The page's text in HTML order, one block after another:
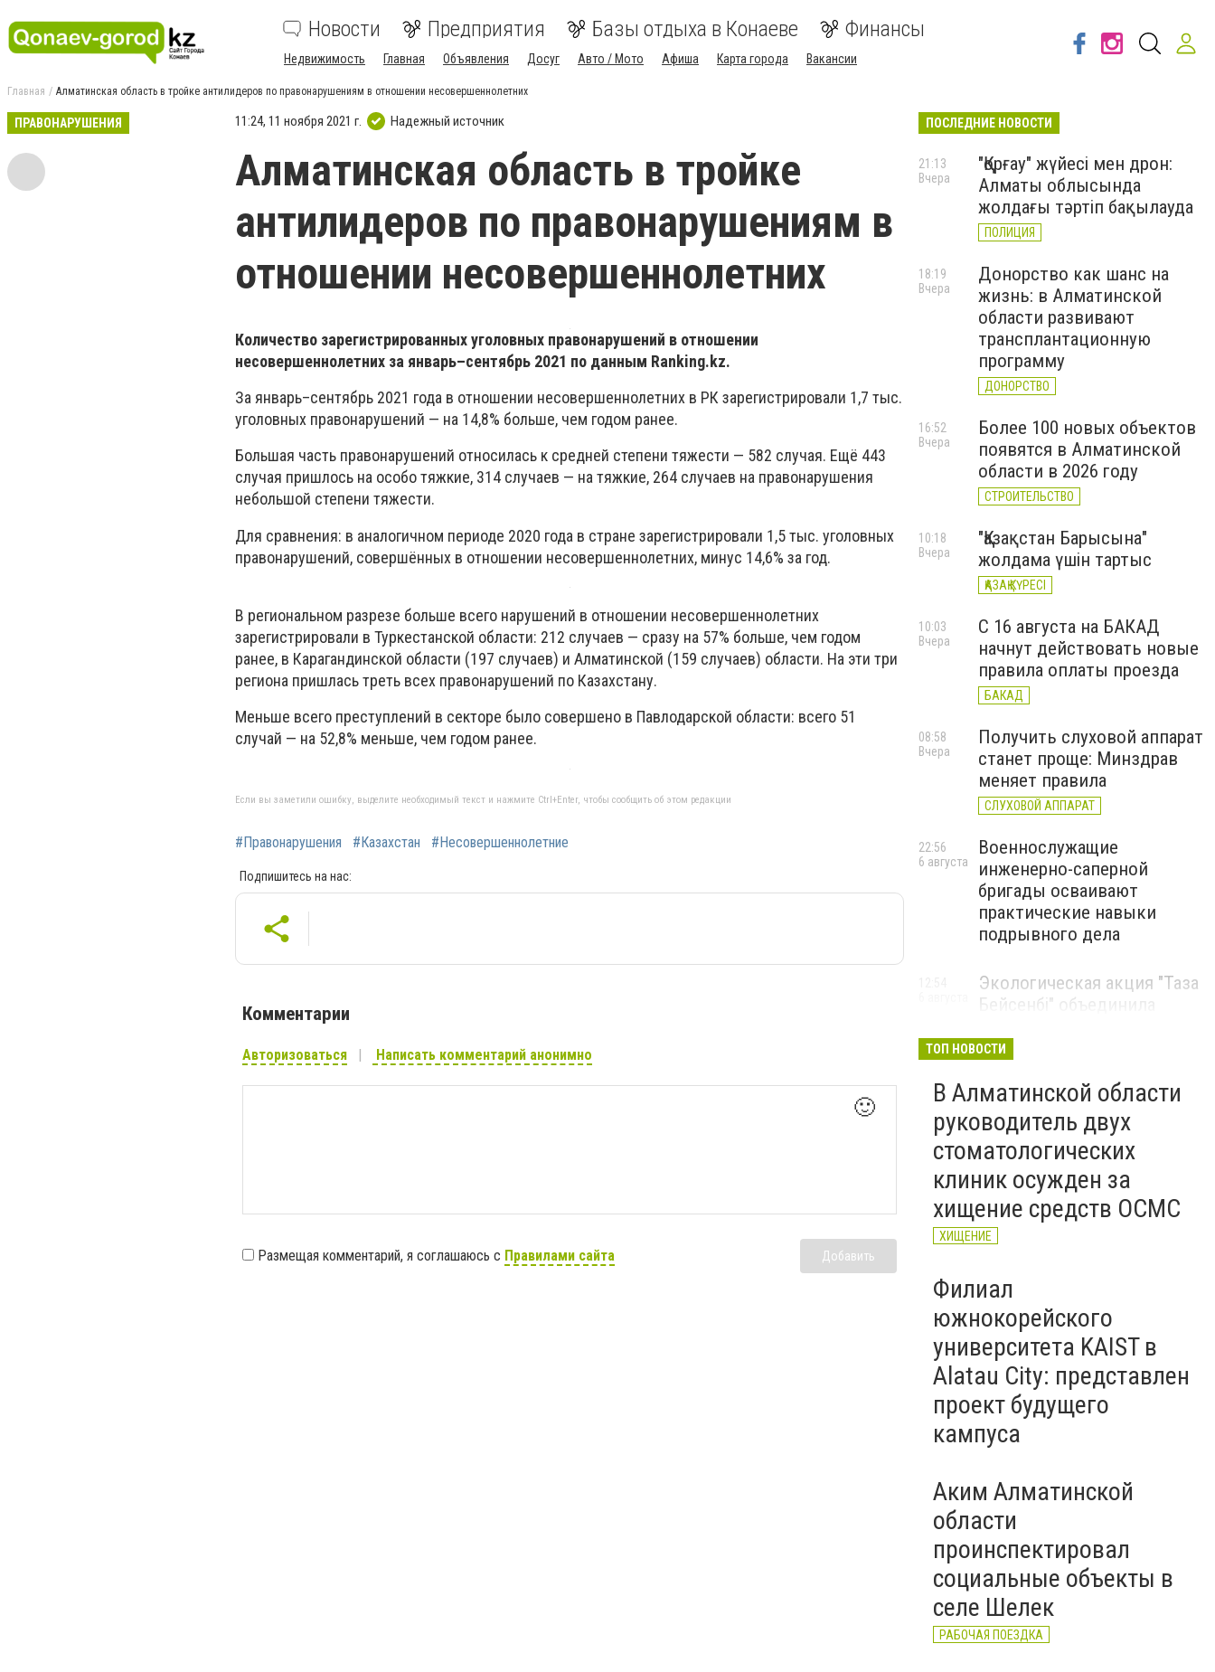
Новости Предприятия Базы отдыха в Конаеве Финансы
Недвижимость Главная Объявления Досуг Авто / Мото Афиша Карта города Вакансии
Главная Алматинская область в тройке антилидеров по правонарушениям в отношении несовершеннолетних
ПРАВОНАРУШЕНИЯ 11:24, 11 ноября 2021 г. Надежный источник
Алматинская область в тройке
антилидеров по правонарушениям в
отношении несовершеннолетних
Количество зарегистрированных уголовных правонарушений в отношении
несовершеннолетних за январь–сентябрь 2021 по данным Ranking.kz.
За январь–сентябрь 2021 года в отношении несовершеннолетних в РК зарегистрировали 1,7 тыс.
уголовных правонарушений — на 14,8% больше, чем годом ранее.
Большая часть правонарушений относилась к средней степени тяжести — 582 случая. Ещё 443
случая пришлось на особо тяжкие, 314 случаев — на тяжкие, 264 случаев на правонарушения
небольшой степени тяжести.
Для сравнения: в аналогичном периоде 2020 года в стране зарегистрировали 1,5 тыс. уголовных
правонарушений, совершённых в отношении несовершеннолетних, минус 14,6% за год.
В региональном разрезе больше всего нарушений в отношении несовершеннолетних
зарегистрировали в Туркестанской области: 212 случаев — сразу на 57% больше, чем годом
ранее, в Карагандинской области (197 случаев) и Алматинской (159 случаев) области. На эти три
региона пришлась треть всех правонарушений по Казахстану.
Меньше всего преступлений в секторе было совершено в Павлодарской области: всего 51
случай — на 52,8% меньше, чем годом ранее.
Если вы заметили ошибку, выделите необходимый текст и нажмите Ctrl+Enter, чтобы сообщить об этом редакции
#Правонарушения #Казахстан #Несовершеннолетние
Подпишитесь на нас:
Комментарии
Авторизоваться Написать комментарий анонимно
🙂
Размещая комментарий, я соглашаюсь с Правилами сайта Добавить
ПОСЛЕДНИЕ НОВОСТИ
"Қорғау" жүйесі мен дрон:
Алматы облысында
жолдағы тәртіп бақылауда
ПОЛИЦИЯ
21:13
Вчера
Донорство как шанс на
жизнь: в Алматинской
области развивают
трансплантационную
программу
ДОНОРСТВО
18:19
Вчера
Более 100 новых объектов
появятся в Алматинской
области в 2026 году
СТРОИТЕЛЬСТВО
16:52
Вчера
"Қазақстан Барысына"
жолдама үшін тартыс
ҚАЗАҚ КҮРЕСІ
10:18
Вчера
С 16 августа на БАКАД
начнут действовать новые
правила оплаты проезда
БАКАД
10:03
Вчера
Получить слуховой аппарат
станет проще: Минздрав
меняет правила
СЛУХОВОЙ АППАРАТ
08:58
Вчера
Военнослужащие
инженерно-саперной
бригады осваивают
практические навыки
подрывного дела
22:56
6 августа
Экологическая акция "Таза
Бейсенбі" объединила
Алматинской области
ТОП НОВОСТИ
В Алматинской области
руководитель двух
стоматологических
клиник осужден за
хищение средств ОСМС
ХИЩЕНИЕ
Филиал
южнокорейского
университета KAIST в
Alatau City: представлен
проект будущего
кампуса
Аким Алматинской
области
проинспектировал
социальные объекты в
селе Шелек
РАБОЧАЯ ПОЕЗДКА